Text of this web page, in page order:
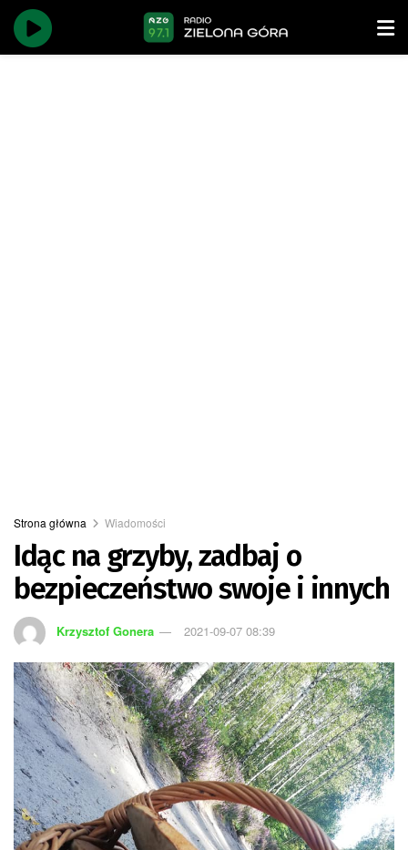
Strona główna Wiadomości
Idąc na grzyby, zadbaj o
bezpieczeństwo swoje i innych
Krzysztof Gonera 2021-09-07 08:39